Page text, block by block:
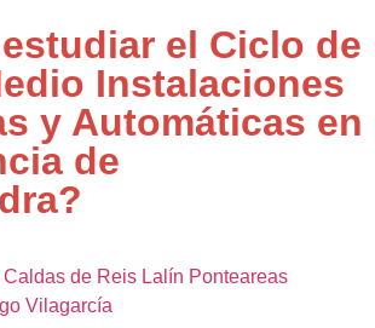
el Ciclo de
Instalaciones
y Automáticas en
de
Caldas de Reis Lalín Ponteareas
Vilagarcía